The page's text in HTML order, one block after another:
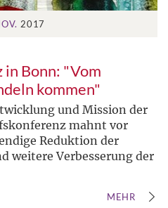
2017
Bonn: "Vom
kommen"
und Mission der
mahnt vor
Reduktion der
weitere Verbesserung der
MEHR